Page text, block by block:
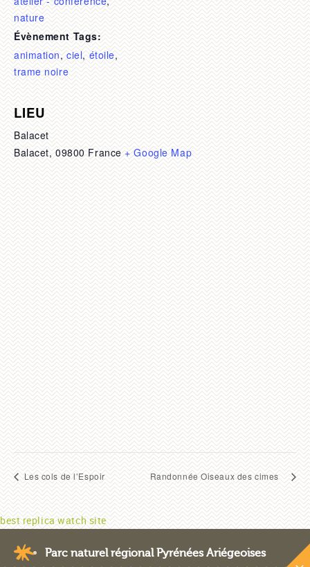
nature
Évènement Tags:
animation,ciel,étoile,
trame noire
LIEU
Balacet
Balacet, 09800 France + Google Map
Les cols de l’Espoir Randonnée Oiseaux des cimes
best replica watch site
Parc naturel régional Pyrénées Ariégeoises